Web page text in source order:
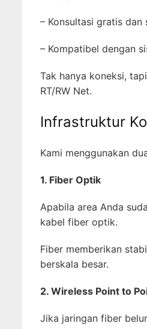
– Konsultasi gratis
– Kompatibel dengan
Tak hanya koneksi,
RT/RW Net.
Infrastruktur
Kami menggunakan
1. Fiber Optik
Apabila area Anda
kabel fiber optik.
Fiber memberikan
berskala besar.
2. Wireless Point to
Jika jaringan fiber